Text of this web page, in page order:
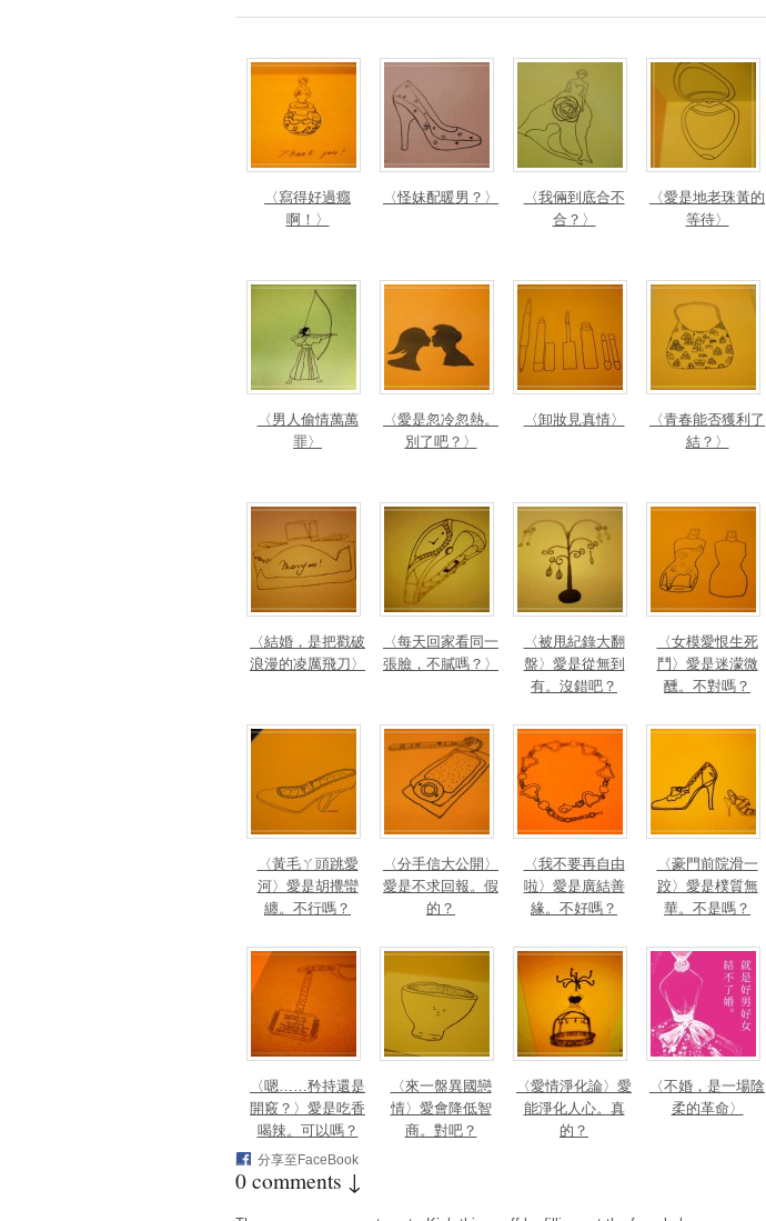
〈寫得好過癮
啊！〉
〈怪妹配暖男？〉
〈我倆到底合不
合？〉
〈愛是地老珠黃的
等待〉
〈男人偷情萬萬
罪〉
〈愛是忽冷忽熱。
別了吧？〉
〈卸妝見真情〉
〈青春能否獲利了
結？〉
〈結婚，是把戳破
浪漫的凌厲飛刀〉
〈每天回家看同一
張臉，不膩嗎？〉
〈被甩紀錄大翻
盤〉愛是從無到
有。沒錯吧？
〈女模愛恨生死
鬥〉愛是迷濛微
醺。不對嗎？
〈黃毛ㄚ頭跳愛
河〉愛是胡攪蠻
纏。不行嗎？
〈分手信大公開〉
愛是不求回報。假
的？
〈我不要再自由
啦〉愛是廣結善
緣。不好嗎？
〈豪門前院滑一
跤〉愛是樸質無
華。不是嗎？
〈嗯……矜持還是
開竅？〉愛是吃香
喝辣。可以嗎？
〈來一盤異國戀
情〉愛會降低智
商。對吧？
〈愛情淨化論〉愛
能淨化人心。真
的？
〈不婚，是一場陰
柔的革命〉
分享至FaceBook
0 comments ↓